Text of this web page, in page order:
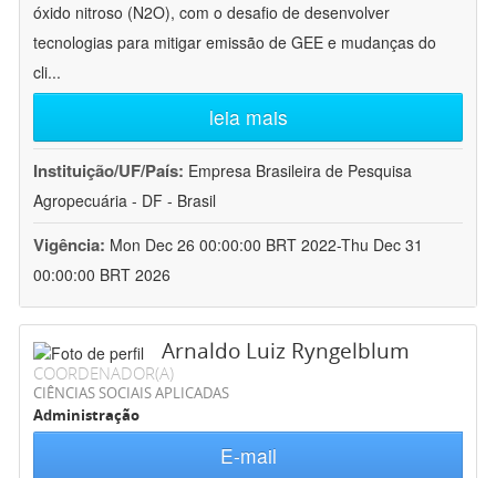
óxido nitroso (N2O), com o desafio de desenvolver
tecnologias para mitigar emissão de GEE e mudanças do
cli...
leia mais
Instituição/UF/País: Empresa Brasileira de Pesquisa
Agropecuária - DF - Brasil
Vigência: Mon Dec 26 00:00:00 BRT 2022-Thu Dec 31
00:00:00 BRT 2026
Arnaldo Luiz Ryngelblum
COORDENADOR(A)
CIÊNCIAS SOCIAIS APLICADAS
Administração
E-mail